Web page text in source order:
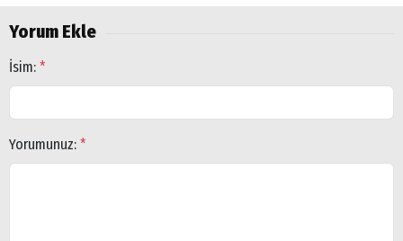
Yorum Ekle
İsim: *
Yorumunuz: *